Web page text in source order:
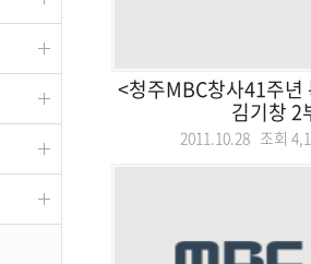
<청주MBC창사41주년
김기창 2
2011.10.28 조회